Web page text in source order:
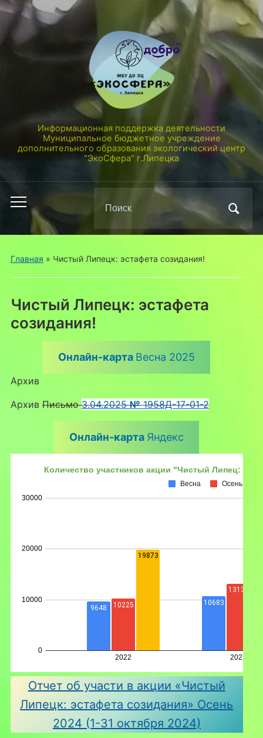
Информационная поддержка деятельности
Муниципальное бюджетное учреждение
дополнительного образования экологический центр
"ЭкоСфера" г.Липецка
Переключить
мобильное
меню
по:
Главная » Чистый Липецк: эстафета созидания!
Чистый Липецк: эстафета
созидания!
Онлайн-карта Весна 2025
Архив
Архив Письмо3.04.2025№1958Д-17-01-2
Онлайн-карта Яндекс
Отчет об участи в акции «Чистый
Липецк: эстафета созидания» Осень
2024 (1-31 октября 2024)